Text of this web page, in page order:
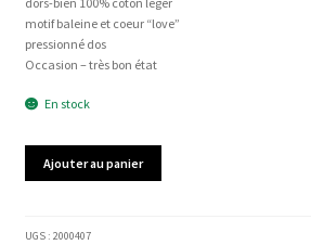
motif baleine et coeur “love”
pressionné dos
Occasion – très bon état
En stock
Ajouter au panier
UGS : 2000407